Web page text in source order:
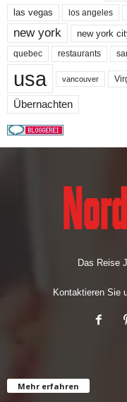
las vegas los angeles
new york new york
quebec restaurants
usa vancouver
Übernachten
Das Reise
Kontaktieren Sie
Mehr erfahren